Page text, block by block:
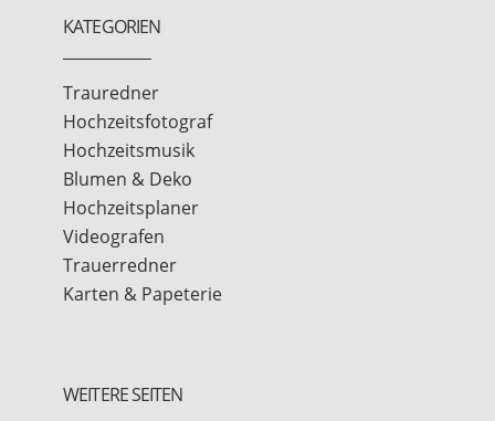
KATEGORIEN
Trauredner
Hochzeitsfotograf
Hochzeitsmusik
Blumen & Deko
Hochzeitsplaner
Videografen
Trauerredner
Karten & Papeterie
WEITERE SEITEN